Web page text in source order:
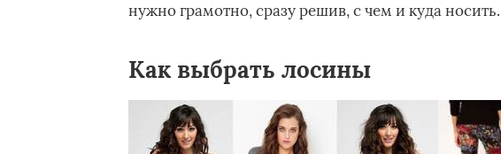
нужно грамотно, сразу решив, с чем и куда носить.
Как выбрать лосины